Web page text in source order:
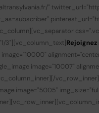
"
3"][vc_column_text]
image="10007"
image="5005"